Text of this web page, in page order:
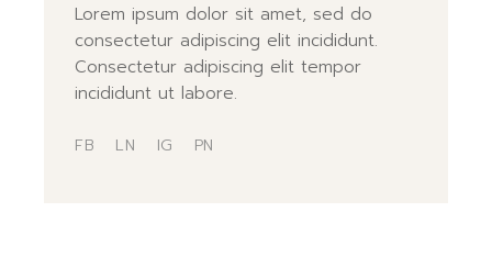
Lorem ipsum dolor sit amet, sed do
consectetur adipiscing elit incididunt.
Consectetur adipiscing elit tempor
incididunt ut labore.
FB LN IG PN